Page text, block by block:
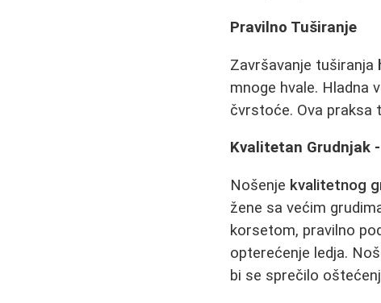
Pravilno Tuširanje
Završavanje tuširanja
mnoge hvale. Hladna
čvrstoće. Ova praksa
Kvalitetan Grudnjak
Nošenje kvalitetnog
žene sa većim
korsetom, pravilno
opterećenje ledja.
bi se sprečilo